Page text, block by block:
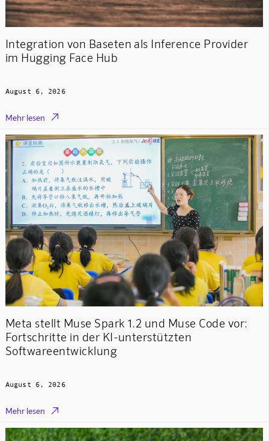
Integration von Baseten als Inference Provider
im Hugging Face Hub
August 6, 2026
Mehr lesen 
Meta stellt Muse Spark 1.2 und Muse Code vor:
Fortschritte in der KI-unterstützten
Softwareentwicklung
August 6, 2026
Mehr lesen 